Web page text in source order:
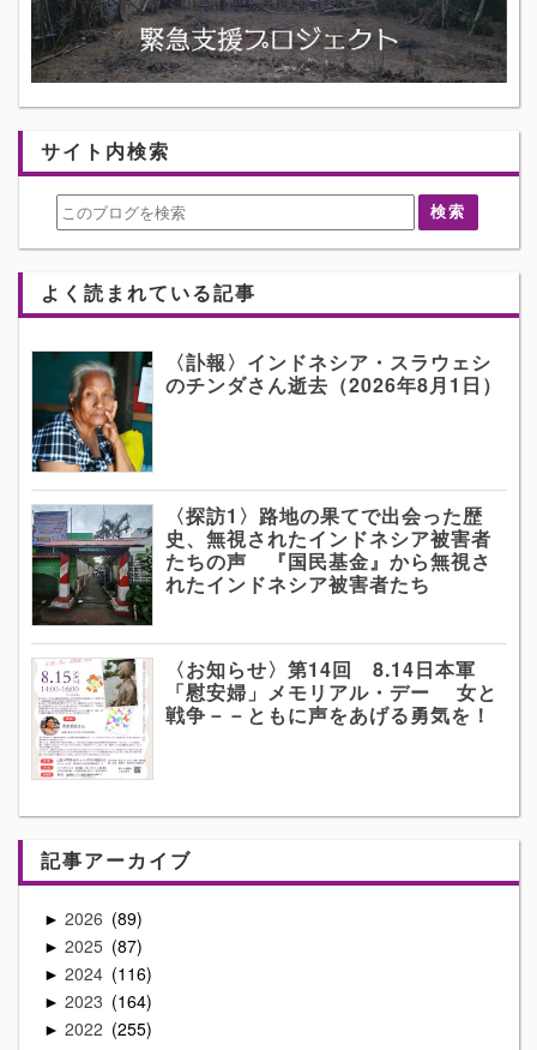
サイト内検索
よく読まれている記事
〈訃報〉インドネシア・スラウェシ
のチンダさん逝去（2026年8月1日）
〈探訪1〉路地の果てで出会った歴
史、無視されたインドネシア被害者
たちの声 『国民基金』から無視さ
れたインドネシア被害者たち
〈お知らせ〉第14回 8.14日本軍
「慰安婦」メモリアル・デー 女と
戦争－－ともに声をあげる勇気を！
記事アーカイブ
► 2026 89
► 2025 87
► 2024 116
► 2023 164
► 2022 255